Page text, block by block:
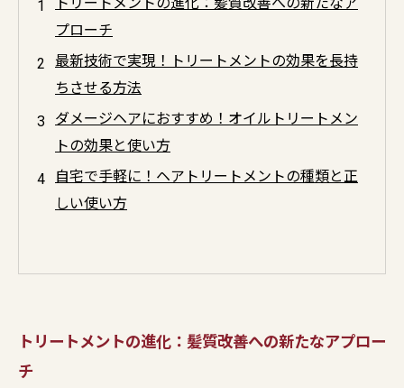
プローチ
最新技術で実現！トリートメントの効果を長持
ちさせる方法
ダメージヘアにおすすめ！オイルトリートメン
トの効果と使い方
自宅で手軽に！ヘアトリートメントの種類と正
しい使い方
トリートメントの進化：髪質改善への新たなアプロー
チ